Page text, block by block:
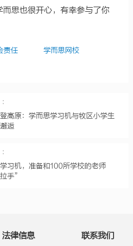
思也很开心，有幸参与了你
责任 学而思网校
高原：学而思学习机与牧区小学生
逅
习机，准备和100所学校的老师
手”
法律信息 联系我们